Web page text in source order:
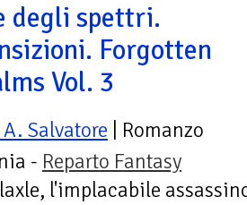
degli spettri.
Forgotten
Vol. 3
A. Salvatore | Romanzo
- Reparto Fantasy
l'implacabile